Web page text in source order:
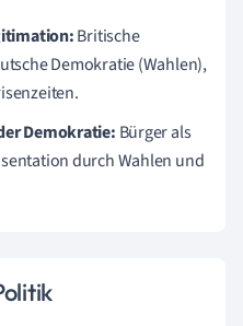
Britische
Demokratie (Wahlen),
Demokratie: Bürger als
durch Wahlen und